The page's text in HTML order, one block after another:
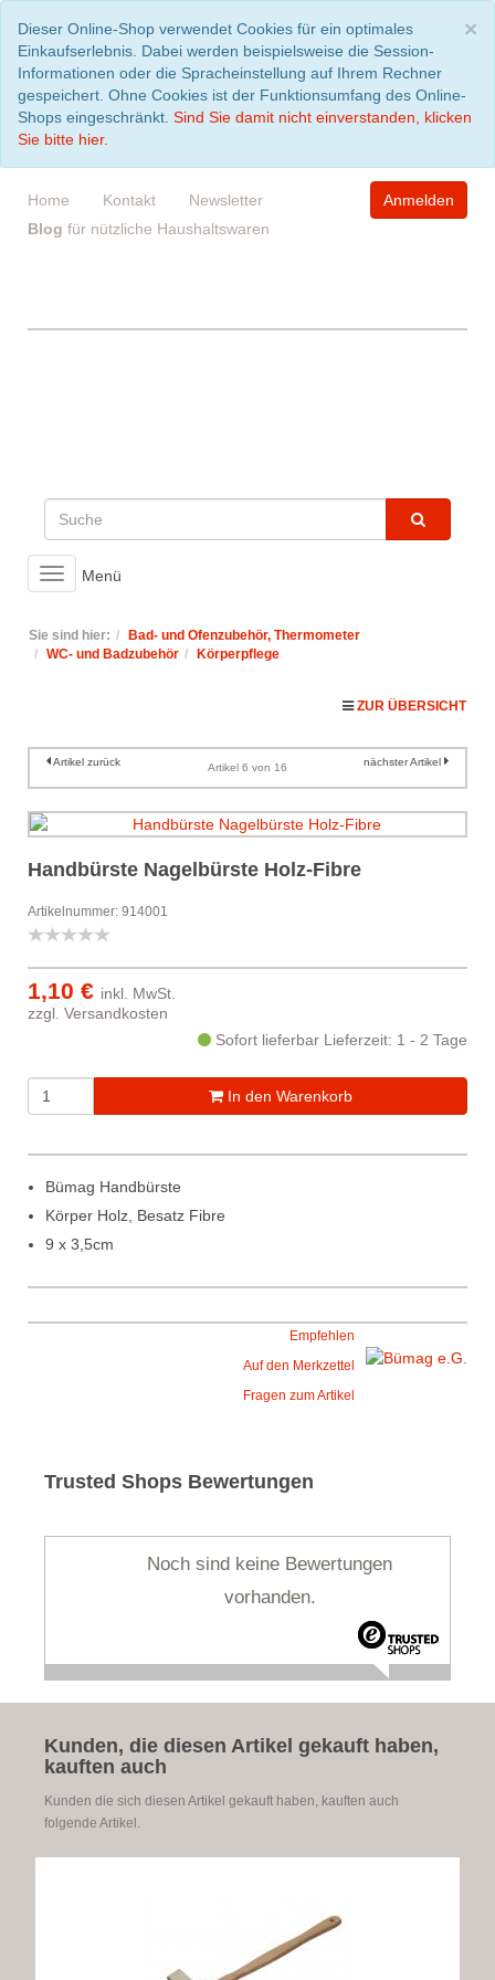
×
Dieser Online-Shop verwendet Cookies für ein optimales
Einkaufserlebnis. Dabei werden beispielsweise die Session-
Informationen oder die Spracheinstellung auf Ihrem Rechner
gespeichert. Ohne Cookies ist der Funktionsumfang des Online-
Shops eingeschränkt. Sind Sie damit nicht einverstanden, klicken
Sie bitte hier.
Home Kontakt
Newsletter
Blog für nützliche Haushaltswaren
Anmelden
Toggle
navigation
Menü
Sie sind hier:
Bad- und Ofenzubehör, Thermometer
WC- und Badzubehör
Körperpflege
ZUR ÜBERSICHT
Artikel zurück Artikel 6 von 16 nächster Artikel
Handbürste Nagelbürste Holz-Fibre
Artikelnummer: 914001
1,10 € inkl. MwSt.
zzgl. Versandkosten
Sofort lieferbar Lieferzeit: 1 - 2 Tage
In den Warenkorb
Bümag Handbürste
Körper Holz, Besatz Fibre
9 x 3,5cm
Empfehlen
Auf den Merkzettel
Fragen zum Artikel
Trusted Shops Bewertungen
Noch sind keine Bewertungen
vorhanden.
Kunden, die diesen Artikel gekauft haben,
kauften auch
Kunden die sich diesen Artikel gekauft haben, kauften auch
folgende Artikel.